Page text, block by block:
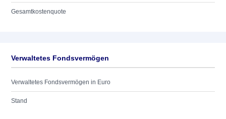
Gesamtkostenquote
Verwaltetes Fondsvermögen
Verwaltetes Fondsvermögen in Euro
Stand